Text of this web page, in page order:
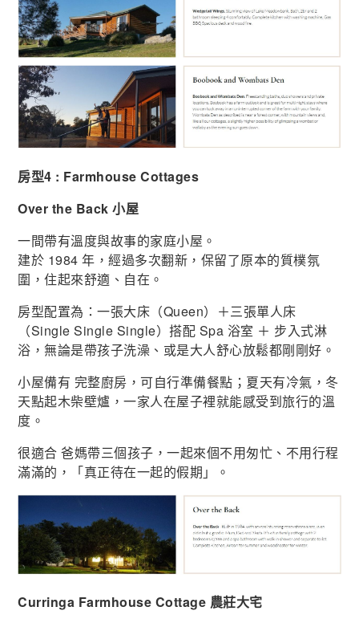
房型4 : Farmhouse Cottages
Over the Back 小屋
一間帶有溫度與故事的家庭小屋。
建於 1984 年，經過多次翻新，保留了原本的質樸氛
圍，住起來舒適、自在。
房型配置為：一張大床（Queen）＋三張單人床
（Single Single Single）搭配 Spa 浴室 ＋ 步入式淋
浴，無論是帶孩子洗澡、或是大人舒心放鬆都剛剛好。
小屋備有 完整廚房，可自行準備餐點；夏天有冷氣，冬
天點起木柴壁爐，一家人在屋子裡就能感受到旅行的溫
度。
很適合 爸媽帶三個孩子，一起來個不用匆忙、不用行程
滿滿的，「真正待在一起的假期」。
Curringa Farmhouse Cottage 農莊大宅